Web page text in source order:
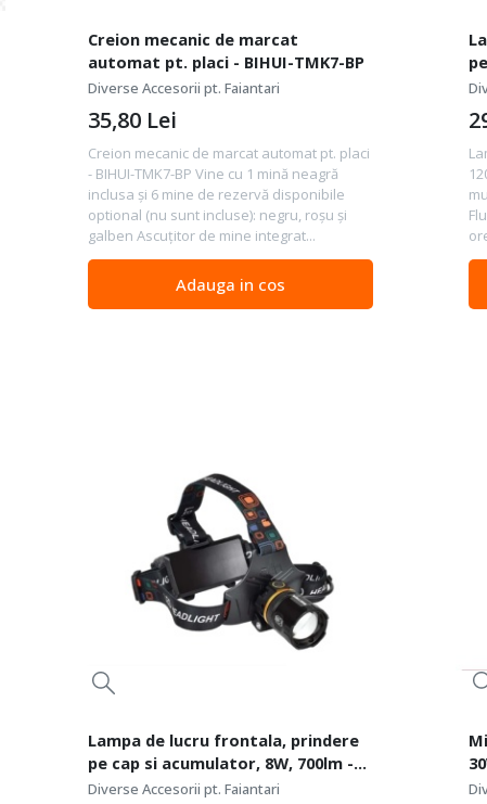
Creion mecanic de marcat
automat pt. placi - BIHUI-TMK7-BP
Diverse Accesorii pt. Faiantari
Creion mecanic de marcat automat pt. placi
- BIHUI-TMK7-BP Vine cu 1 mină neagră
inclusa și 6 mine de rezervă disponibile
optional (nu sunt incluse): negru, roșu și
galben Ascuțitor de mine integrat...
35,80 Lei
Adauga in cos
Lampa de lucru frontala, prindere
pe cap si acumulator, 8W, 700lm -
Beiter BT-HL700S
Diverse Accesorii pt. Faiantari